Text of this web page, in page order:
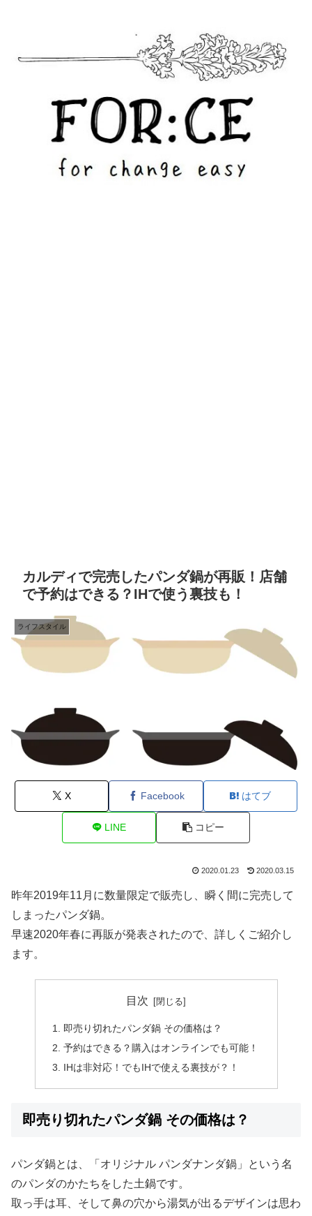
カルディで完売したパンダ鍋が再販！店舗
で予約はできる？IHで使う裏技も！
ライフスタイル
X Facebook はてブ
LINE コピー
2020.01.23 2020.03.15
昨年2019年11月に数量限定で販売し、瞬く間に完売して
しまったパンダ鍋。
早速2020年春に再販が発表されたので、詳しくご紹介し
ます。
目次
即売り切れたパンダ鍋 その価格は？
予約はできる？購入はオンラインでも可能！
IHは非対応！でもIHで使える裏技が？！
即売り切れたパンダ鍋 その価格は？
パンダ鍋とは、「オリジナル パンダナンダ鍋」という名
のパンダのかたちをした土鍋です。
取っ手は耳、そして鼻の穴から湯気が出るデザインは思わ